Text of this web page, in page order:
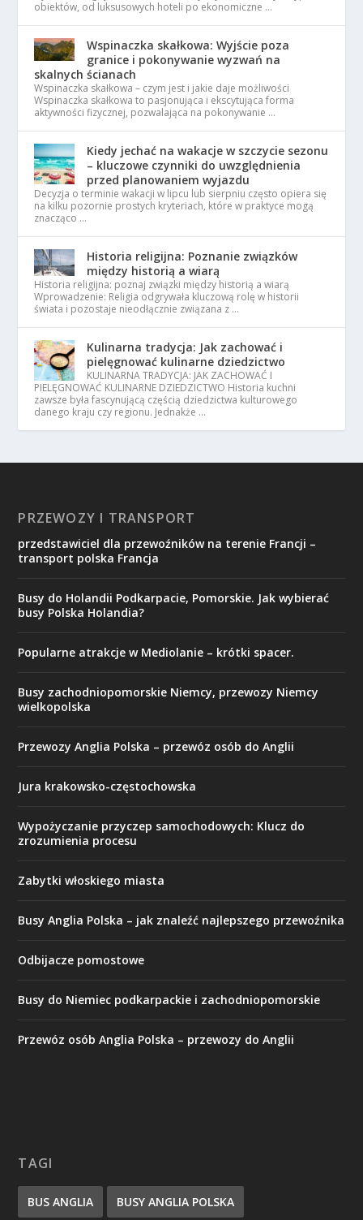
obiektów, od luksusowych hoteli po ekonomiczne …
Wspinaczka skałkowa: Wyjście poza
granice i pokonywanie wyzwań na
skalnych ścianach
Wspinaczka skałkowa – czym jest i jakie daje możliwości
Wspinaczka skałkowa to pasjonująca i ekscytująca forma
aktywności fizycznej, pozwalająca na pokonywanie …
Kiedy jechać na wakacje w szczycie sezonu
– kluczowe czynniki do uwzględnienia
przed planowaniem wyjazdu
Decyzja o terminie wakacji w lipcu lub sierpniu często opiera się
na kilku pozornie prostych kryteriach, które w praktyce mogą
znacząco …
Historia religijna: Poznanie związków
między historią a wiarą
Historia religijna: poznaj związki między historią a wiarą
Wprowadzenie: Religia odgrywała kluczową rolę w historii
świata i pozostaje nieodłącznie związana z …
Kulinarna tradycja: Jak zachować i
pielęgnować kulinarne dziedzictwo
KULINARNA TRADYCJA: JAK ZACHOWAĆ I
PIELĘGNOWAĆ KULINARNE DZIEDZICTWO Historia kuchni
zawsze była fascynującą częścią dziedzictwa kulturowego
danego kraju czy regionu. Jednakże …
PRZEWOZY I TRANSPORT
przedstawiciel dla przewoźników na terenie Francji –
transport polska Francja
Busy do Holandii Podkarpacie, Pomorskie. Jak wybierać
busy Polska Holandia?
Popularne atrakcje w Mediolanie – krótki spacer.
Busy zachodniopomorskie Niemcy, przewozy Niemcy
wielkopolska
Przewozy Anglia Polska – przewóz osób do Anglii
Jura krakowsko-częstochowska
Wypożyczanie przyczep samochodowych: Klucz do
zrozumienia procesu
Zabytki włoskiego miasta
Busy Anglia Polska – jak znaleźć najlepszego przewoźnika
Odbijacze pomostowe
Busy do Niemiec podkarpackie i zachodniopomorskie
Przewóz osób Anglia Polska – przewozy do Anglii
TAGI
BUS ANGLIA BUSY ANGLIA POLSKA